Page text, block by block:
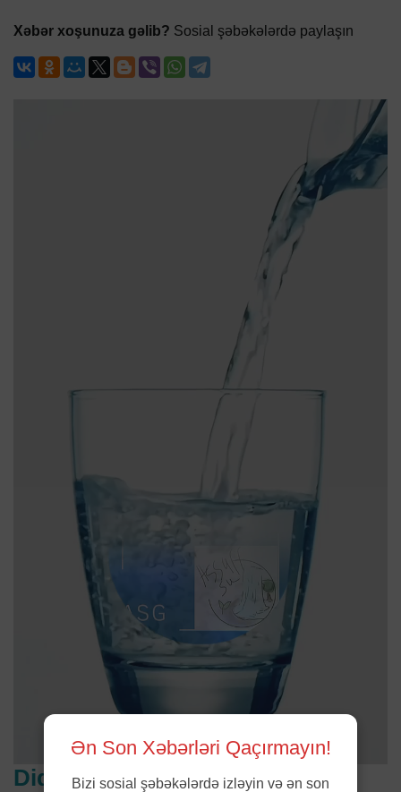
Xəbər xoşunuza gəlib? Sosial şəbəkələrdə paylaşın
Diqqət çəkənlər
Ən Son Xəbərləri Qaçırmayın!
Bizi sosial şəbəkələrdə izləyin və ən son